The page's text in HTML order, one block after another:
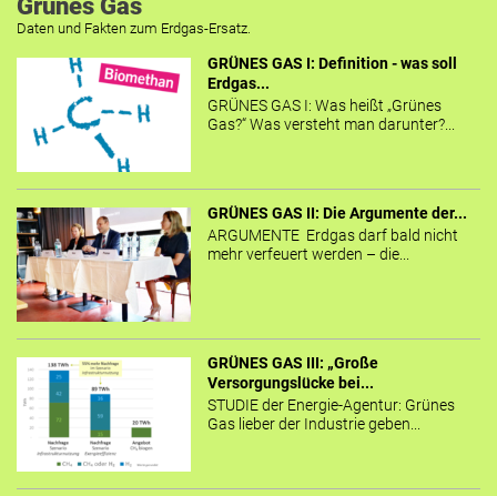
Daten und Fakten zum Erdgas-Ersatz.
GRÜNES GAS I: Definition - was soll
Erdgas...
GRÜNES GAS I: Was heißt „Grünes
Gas?“ Was versteht man darunter?...
GRÜNES GAS II: Die Argumente der...
ARGUMENTE Erdgas darf bald nicht
mehr verfeuert werden – die...
GRÜNES GAS III: „Große
Versorgungslücke bei...
STUDIE der Energie-Agentur: Grünes
Gas lieber der Industrie geben...